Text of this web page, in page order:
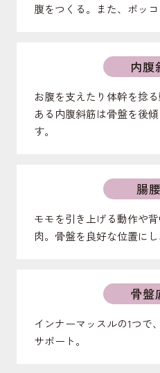
腹をつくる。また、ポッコ
内腹
お腹を支えたり体幹を捻
ある内腹斜筋は骨盤を後
す。
腸
モモを引き上げる動作や
肉。骨盤を良好な位置に
骨盤
インナーマッスルの1つで
サポート。